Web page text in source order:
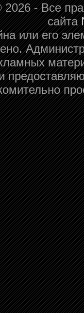
- Все
сайта
или его